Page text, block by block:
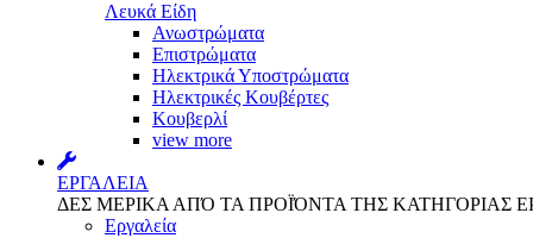
Λευκά Είδη
Ανωστρώματα
Επιστρώματα
Ηλεκτρικά Υποστρώματα
Ηλεκτρικές Κουβέρτες
Κουβερλί
view more
ΕΡΓΑΛΕΙΑ
ΔΕΣ ΜΕΡΙΚΑ ΑΠΌ ΤΑ ΠΡΟΪΌΝΤΑ ΤΗΣ ΚΑΤΗΓΟΡΙΑΣ
Εργαλεία